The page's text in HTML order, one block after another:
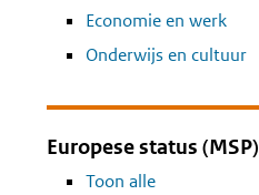
Economie en werk
Onderwijs en cultuur
Europese status (MSP)
Toon alle